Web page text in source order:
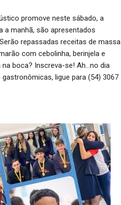
promove neste sábado, a
a manhã, são apresentados
repassadas receitas de massa
com cebolinha, berinjela e
boca? Inscreva-se! Ah…no dia
ligue para (54) 3067